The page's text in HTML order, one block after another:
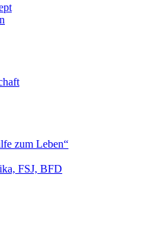
zum Leben“
FSJ, BFD